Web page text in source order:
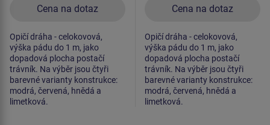
Cena na dotaz
Opičí dráha - celokovová,
výška pádu do 1 m, jako
dopadová plocha postačí
trávník. Na výběr jsou čtyři
barevné varianty konstrukce:
modrá, červená, hnědá a
limetková.
Cena na dotaz
Opičí dráha - celokovová,
výška pádu do 1 m, jako
dopadová plocha postačí
trávník. Na výběr jsou čtyři
barevné varianty konstrukce:
modrá, červená, hnědá a
limetková.